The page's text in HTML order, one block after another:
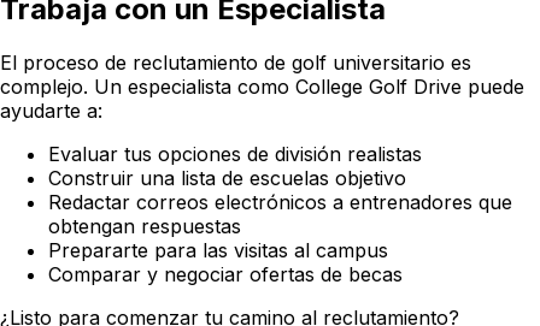
Trabaja con un Especialista
El proceso de reclutamiento de golf universitario es
complejo. Un especialista como College Golf Drive puede
ayudarte a:
Evaluar tus opciones de división realistas
Construir una lista de escuelas objetivo
Redactar correos electrónicos a entrenadores que
obtengan respuestas
Prepararte para las visitas al campus
Comparar y negociar ofertas de becas
¿Listo para comenzar tu camino al reclutamiento?